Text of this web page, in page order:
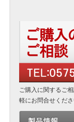
ご購入に関するご
軽にお問合せくだ